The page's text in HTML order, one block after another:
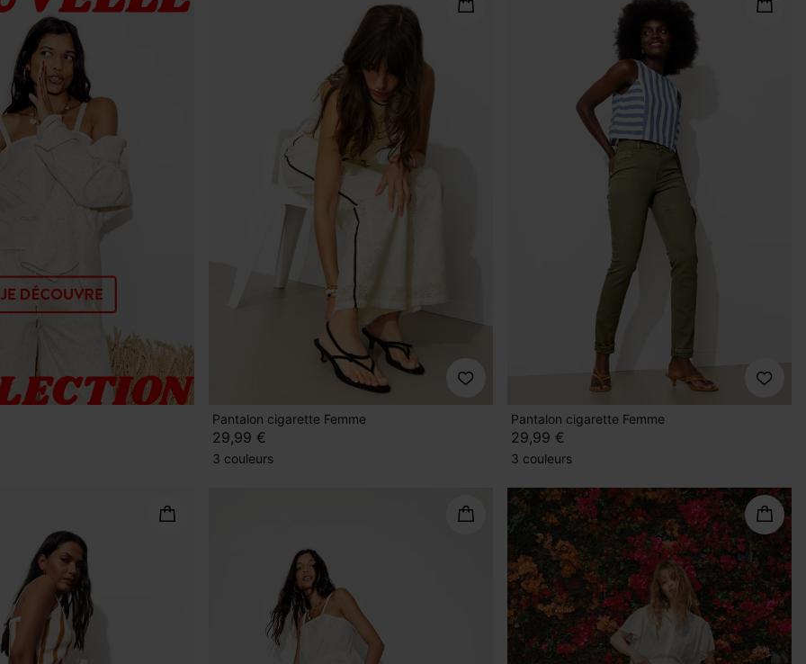
Pantalon cigarette Femme
29,99 €
3 couleurs
Pantalon cigarette Femme
29,99 €
3 couleurs